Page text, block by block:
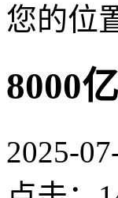
您的位
8000
2025-